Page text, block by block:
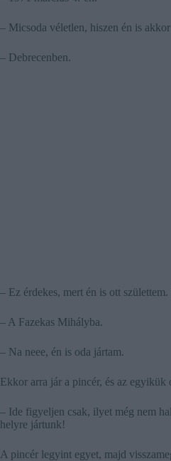
– Micsoda véletlen, hiszen én is
– Debrecenben.
– Ez érdekes, mert én is ott
– A Fazekas Mihályba.
– Na neee, én is oda jártam.
Ekkor arra jár a pincér, és az egyikük
– Ide figyeljen csak, ilyet még nem
helyre jártunk!
A pincér legyint egyet, majd